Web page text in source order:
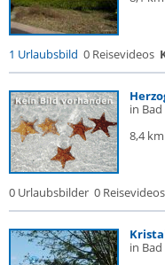
1 Urlaubsbild 0 Reisevideos
in
8,4
0 Urlaubsbilder 0 Reisevideos
in